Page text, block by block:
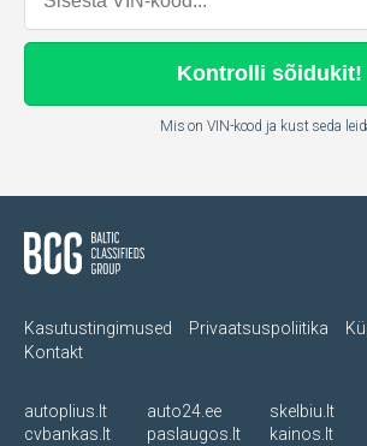
Kontrolli sõidukit!
Mis on VIN-kood ja kust seda
Kasutustingimused Privaatsuspoliitika
Kontakt
autoplius.lt auto24.ee skelbiu.lt
cvbankas.lt
paslaugos.lt kainos.lt